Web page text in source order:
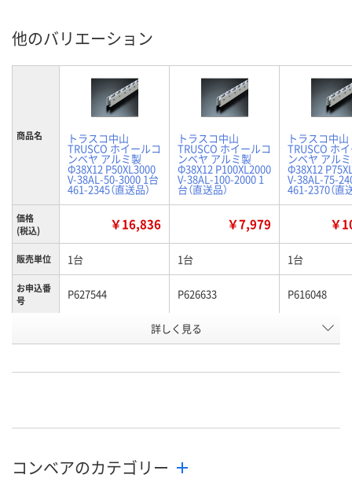
他のバリエーション
商品名 トラスコ中山
TRUSCO ホイールコ
ンベヤ アルミ製
Φ38X12 P50XL3000
V-38AL-50-3000 1台
461-2345（直送品）
トラスコ中山
TRUSCO ホイールコ
ンベヤ アルミ製
Φ38X12 P100XL2000
V-38AL-100-2000 1
台（直送品）
トラスコ中山
TRUSCO ホ
ンベヤ アル
Φ38X12
V-38AL-75-
461-2370（直
価格
(税込)
￥16,836 ￥7,979 ￥
販売単位 1台 1台 1台
お申込番
号
P627544 P626633 P616048
直送品
詳しく見る
コンベアのカテゴリー